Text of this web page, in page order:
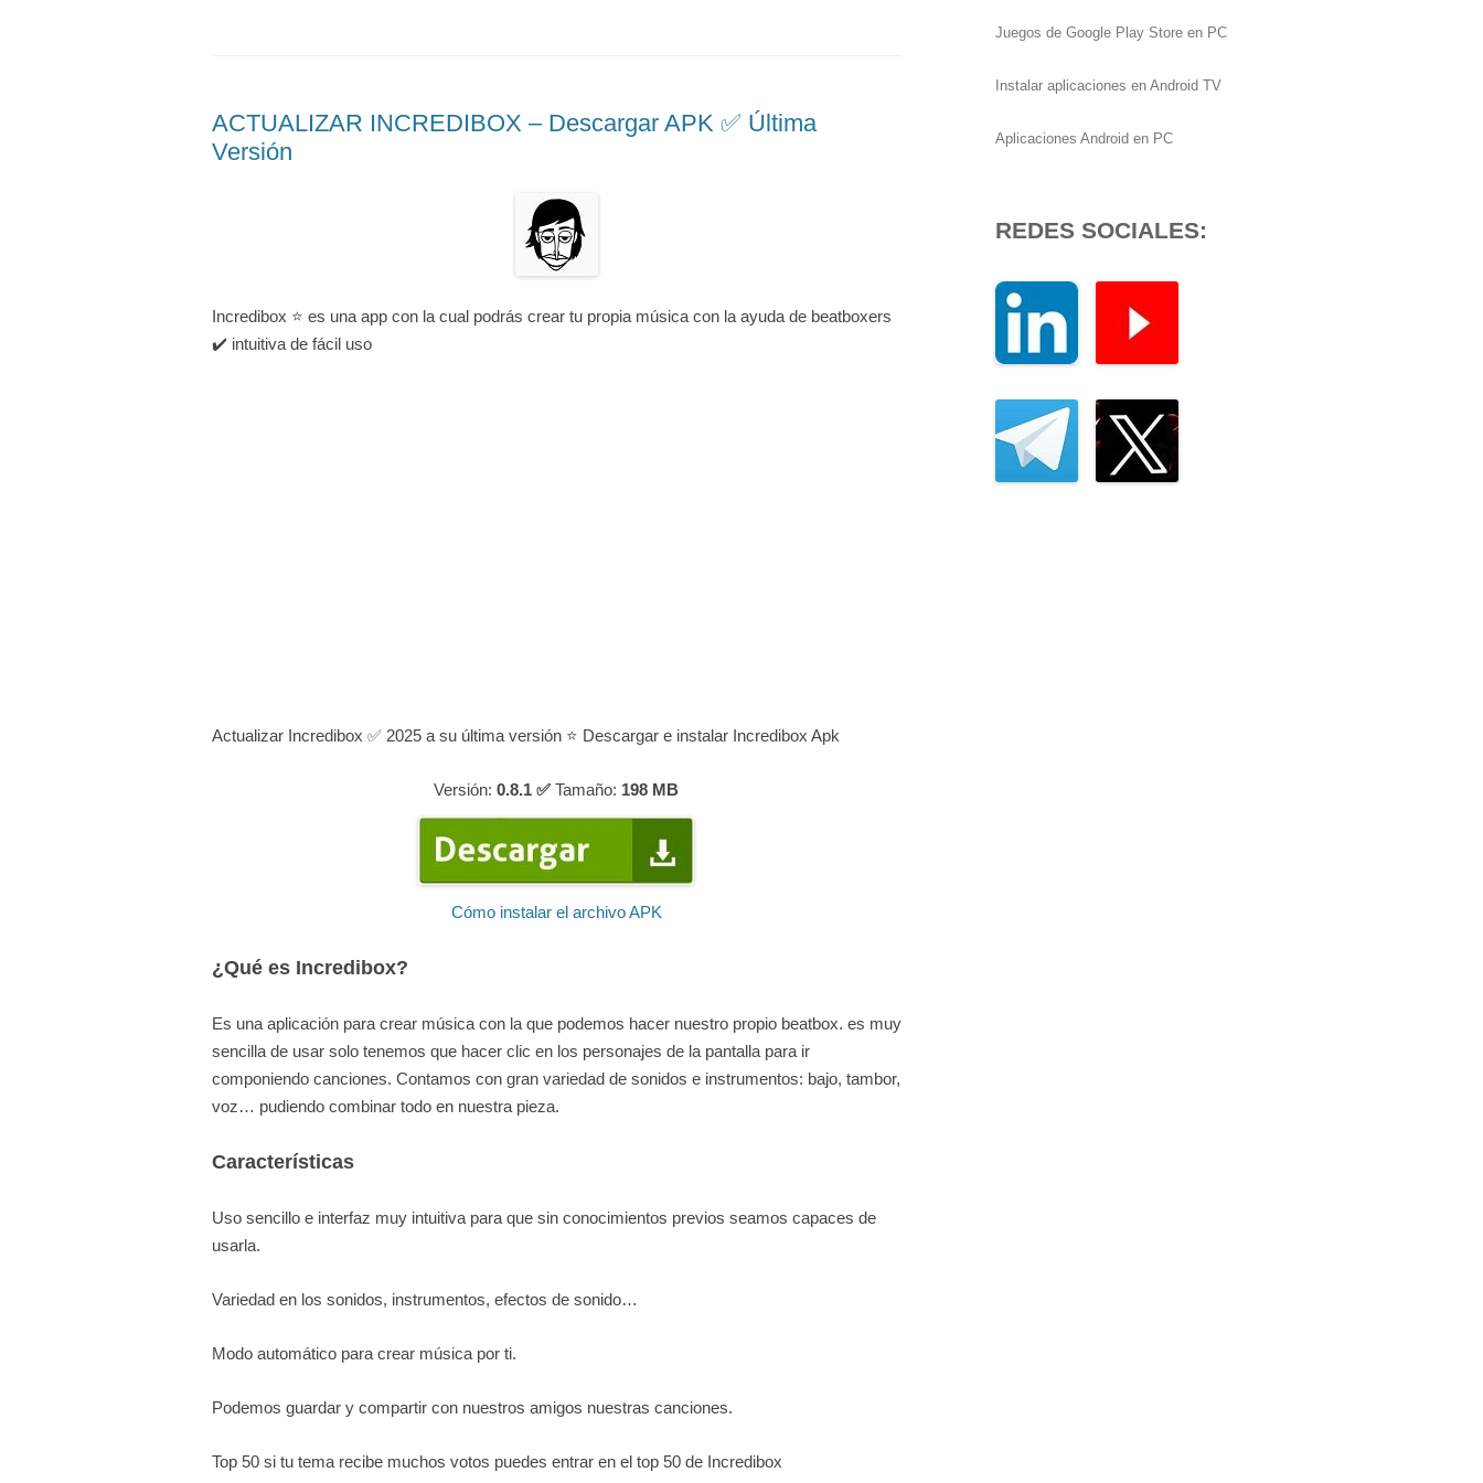
ACTUALIZAR INCREDIBOX – Descargar APK ✅️ Última
Versión
Incredibox ⭐ es una app con la cual podrás crear tu propia música con la ayuda de beatboxers
✔️ intuitiva de fácil uso
Actualizar Incredibox ✅ 2025 a su última versión ⭐ Descargar e instalar Incredibox Apk
Versión: 0.8.1 ✅Tamaño: 198 MB
Cómo instalar el archivo APK
¿Qué es Incredibox?
Es una aplicación para crear música con la que podemos hacer nuestro propio beatbox. es muy
sencilla de usar solo tenemos que hacer clic en los personajes de la pantalla para ir
componiendo canciones. Contamos con gran variedad de sonidos e instrumentos: bajo, tambor,
voz… pudiendo combinar todo en nuestra pieza.
Características
Uso sencillo e interfaz muy intuitiva para que sin conocimientos previos seamos capaces de
usarla.
Variedad en los sonidos, instrumentos, efectos de sonido…
Modo automático para crear música por ti.
Podemos guardar y compartir con nuestros amigos nuestras canciones.
Top 50 si tu tema recibe muchos votos puedes entrar en el top 50 de Incredibox
Juegos de Google Play Store en PC
Instalar aplicaciones en Android TV
Aplicaciones Android en PC
REDES SOCIALES: